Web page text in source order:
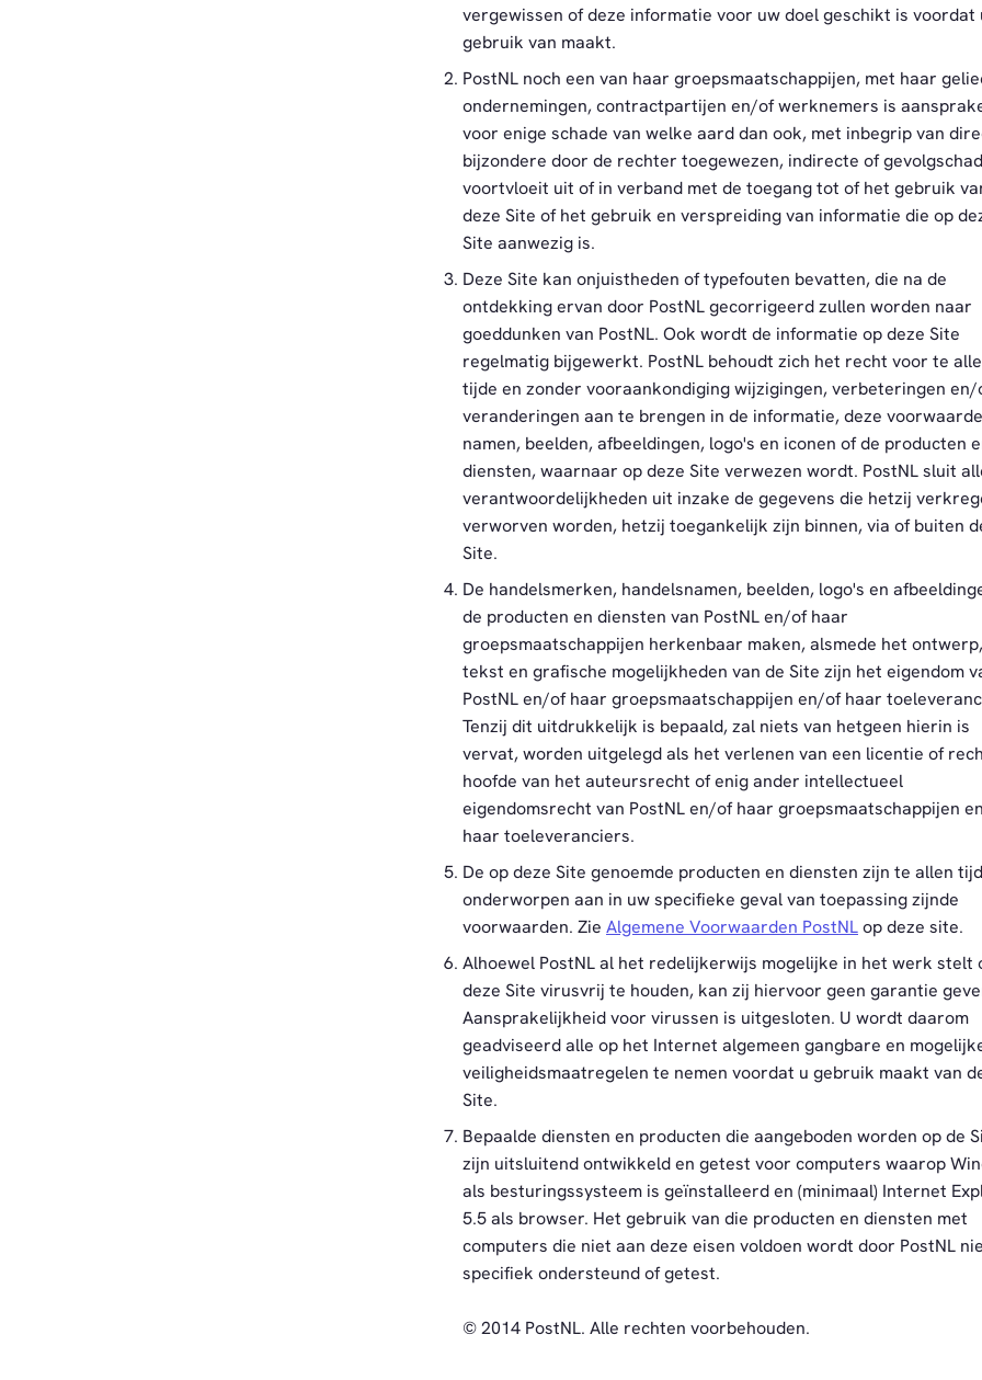
vergewissen of deze informatie voor uw doel geschikt is voordat
gebruik van maakt.
PostNL noch een van haar groepsmaatschappijen, met haar
ondernemingen, contractpartijen en/of werknemers is
voor enige schade van welke aard dan ook, met inbegrip van
bijzondere door de rechter toegewezen, indirecte of
voortvloeit uit of in verband met de toegang tot of het gebruik
deze Site of het gebruik en verspreiding van informatie die op
Site aanwezig is.
Deze Site kan onjuistheden of typefouten bevatten, die na de
ontdekking ervan door PostNL gecorrigeerd zullen worden naar
goeddunken van PostNL. Ook wordt de informatie op deze Site
regelmatig bijgewerkt. PostNL behoudt zich het recht voor te
tijde en zonder vooraankondiging wijzigingen, verbeteringen en/
veranderingen aan te brengen in de informatie, deze
namen, beelden, afbeeldingen, logo's en iconen of de producten
diensten, waarnaar op deze Site verwezen wordt. PostNL sluit
verantwoordelijkheden uit inzake de gegevens die hetzij
verworven worden, hetzij toegankelijk zijn binnen, via of buiten
Site.
De handelsmerken, handelsnamen, beelden, logo's en
de producten en diensten van PostNL en/of haar
groepsmaatschappijen herkenbaar maken, alsmede het ontwerp,
tekst en grafische mogelijkheden van de Site zijn het eigendom
PostNL en/of haar groepsmaatschappijen en/of haar
Tenzij dit uitdrukkelijk is bepaald, zal niets van hetgeen hierin is
vervat, worden uitgelegd als het verlenen van een licentie of
hoofde van het auteursrecht of enig ander intellectueel
eigendomsrecht van PostNL en/of haar groepsmaatschappijen
haar toeleveranciers.
De op deze Site genoemde producten en diensten zijn te allen
onderworpen aan in uw specifieke geval van toepassing zijnde
voorwaarden. Zie Algemene Voorwaarden PostNLop deze site.
Alhoewel PostNL al het redelijkerwijs mogelijke in het werk stelt
deze Site virusvrij te houden, kan zij hiervoor geen garantie
Aansprakelijkheid voor virussen is uitgesloten. U wordt daarom
geadviseerd alle op het Internet algemeen gangbare en
veiligheidsmaatregelen te nemen voordat u gebruik maakt van
Site.
Bepaalde diensten en producten die aangeboden worden op de
zijn uitsluitend ontwikkeld en getest voor computers waarop
als besturingssysteem is geïnstalleerd en (minimaal) Internet
5.5 als browser. Het gebruik van die producten en diensten met
computers die niet aan deze eisen voldoen wordt door PostNL
specifiek ondersteund of getest.
© 2014 PostNL. Alle rechten voorbehouden.